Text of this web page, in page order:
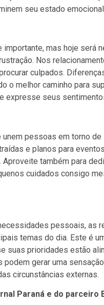
seu estado
importante, mas hoje será
Nos
culpados.
o melhor caminho para
expresse seus
pessoas em torno
e planos para
também para
cuidados consigo
pessoais, as
temas do dia. Este é
suas prioridades estão
podem gerar uma
circunstâncias externas.
Paraná e do parceiro